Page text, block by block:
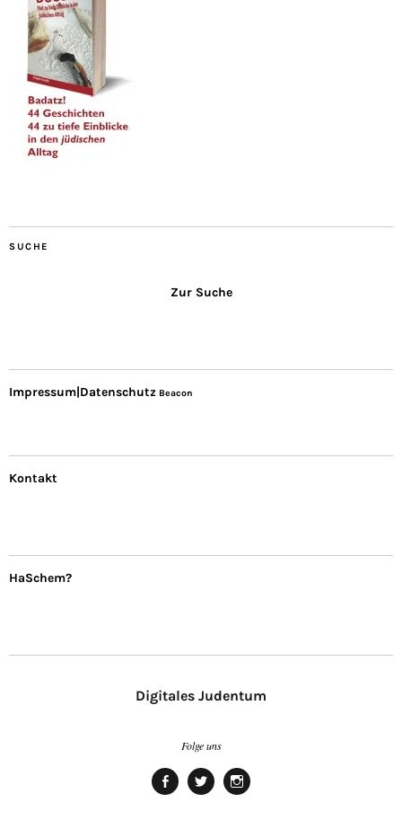
SUCHE
Zur Suche
Impressum|Datenschutz Beacon
Kontakt
HaSchem?
Digitales Judentum
Folge uns
facebooktwitter Instagram